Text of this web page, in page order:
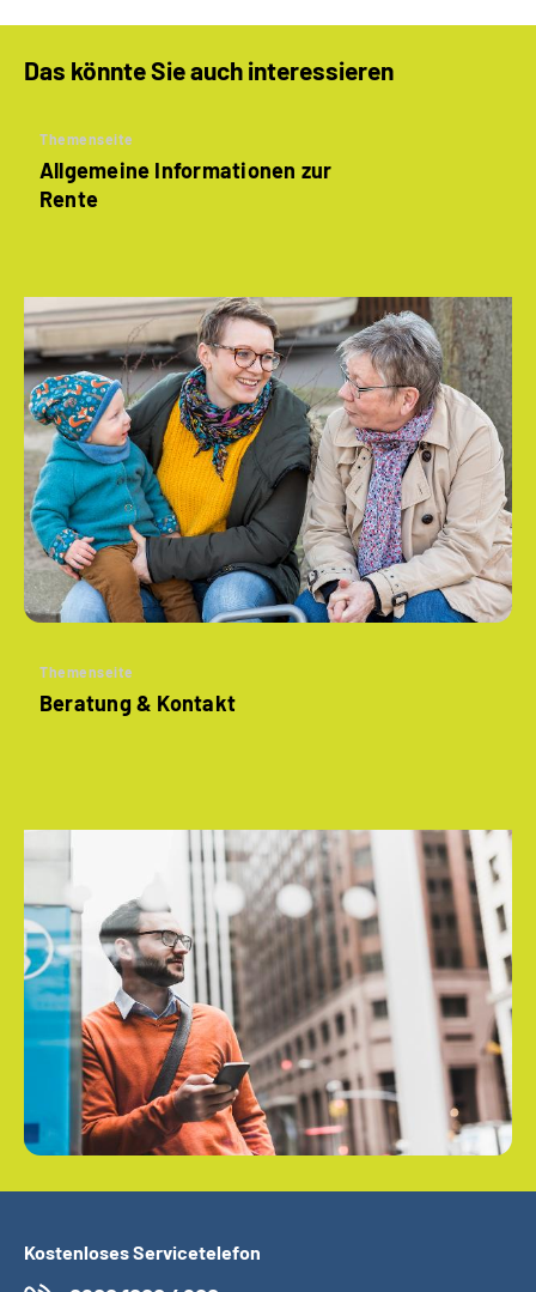
Das könnte Sie auch interessieren
Themenseite
Allgemeine Informationen zur
Rente
Themenseite
Beratung & Kontakt
Kostenloses Servicetelefon